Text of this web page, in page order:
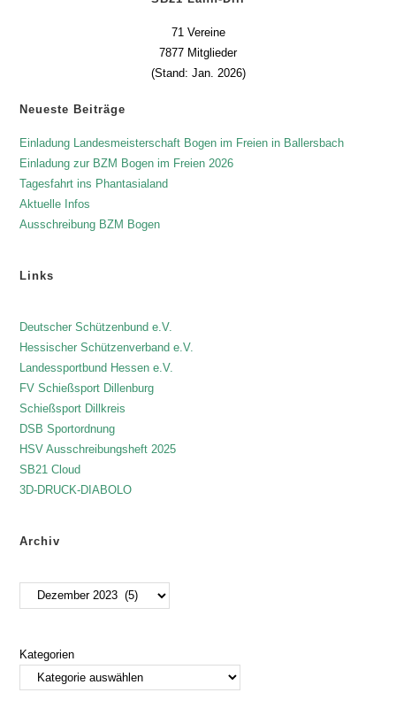
71 Vereine
7877 Mitglieder
(Stand: Jan. 2026)
Neueste Beiträge
Einladung Landesmeisterschaft Bogen im Freien in Ballersbach
Einladung zur BZM Bogen im Freien 2026
Tagesfahrt ins Phantasialand
Aktuelle Infos
Ausschreibung BZM Bogen
Links
Deutscher Schützenbund e.V.
Hessischer Schützenverband e.V.
Landessportbund Hessen e.V.
FV Schießsport Dillenburg
Schießsport Dillkreis
DSB Sportordnung
HSV Ausschreibungsheft 2025
SB21 Cloud
3D-DRUCK-DIABOLO
Archiv
Kategorien